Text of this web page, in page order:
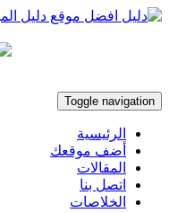
Toggle navigation
الرئيسية
أضف موقعك
المقالات
اتصل بنا
الخلاصات